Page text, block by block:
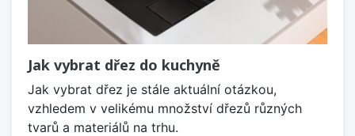
Jak vybrat dřez do kuchyně
Jak vybrat dřez je stále aktuální otázkou,
vzhledem v velikému množství dřezů různých
tvarů a materiálů na trhu.